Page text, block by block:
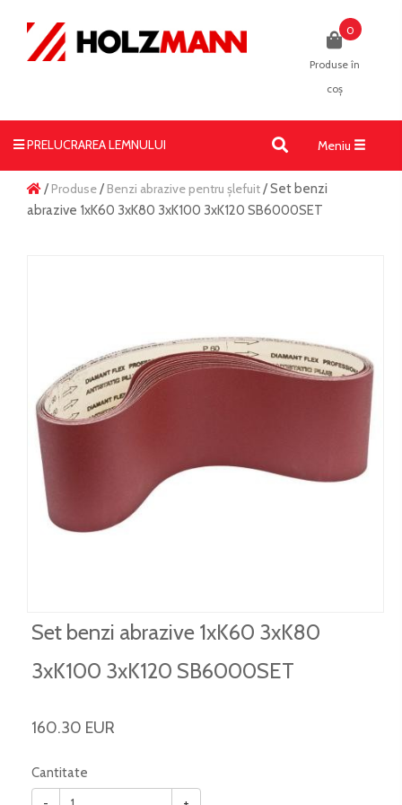
0
Produse în
coș
PRELUCRAREA LEMNULUI Meniu Toggle
/ Produse/ Benzi abrazive pentru șlefuit/ Set benzi
abrazive 1xK60 3xK80 3xK100 3xK120 SB6000SET
Set benzi abrazive 1xK60 3xK80
3xK100 3xK120 SB6000SET
160.30 EUR
Cantitate